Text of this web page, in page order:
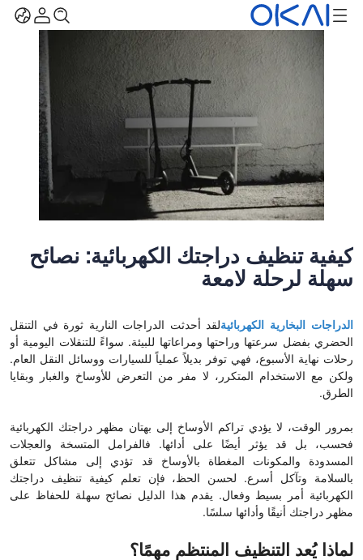
كيفية تنظيف دراجتك الكهربائية: نصائح
سهلة لرحلة لامعة
الدراجات البخارية الكهربائيةلقد أحدثت الدراجات النارية ثورة في التنقل
الحضري بفضل سرعتها وراحتها ومراعاتها للبيئة. سواءً للتنقلات اليومية أو
رحلات نهاية الأسبوع، فهي توفر بديلاً عملياً للسيارات ووسائل النقل العام.
ولكن مع الاستخدام المتكرر، لا مفر من التعرض للأوساخ والغبار وبقايا
الطرق.
بمرور الوقت، لا يؤدي تراكم الأوساخ إلى بهتان مظهر دراجتك الكهربائية
فحسب، بل قد يؤثر أيضًا على أدائها. فالفرامل المتسخة والعجلات
المسدودة والمكونات المغطاة بالأوساخ قد تؤدي إلى مشاكل تتعلق
بالسلامة وتآكل أسرع. لحسن الحظ، فإن تعلم كيفية تنظيف دراجتك
الكهربائية أمر بسيط وفعال. يقدم هذا الدليل نصائح سهلة للحفاظ على
مظهر دراجتك أنيقًا وأدائها سلسًا.
لماذا يُعد التنظيف المنتظم مهمًا؟